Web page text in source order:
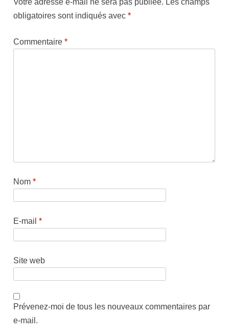
obligatoires sont indiqués avec*
Commentaire*
Nom*
E-mail*
Site web
Prévenez-moi de tous les nouveaux commentaires par
e-mail.